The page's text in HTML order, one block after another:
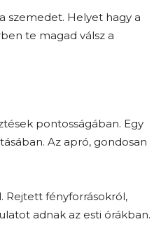
szemedet. Helyet hagy a
te magad válsz a
pontosságában. Egy
Az apró, gondosan
Rejtett fényforrásokról,
adnak az esti órákban.